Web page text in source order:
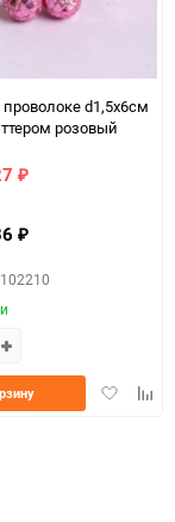
d1,5х6см
розовый
₽
₽
Добавить